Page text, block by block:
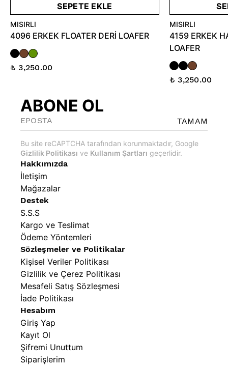
SEPETE EKLE
MISIRLI
4096 ERKEK FLOATER DERİ LOAFER
₺ 3,250.00
MISIRLI
4159 ERKEK
LOAFER
₺ 3,250.00
Hakkımızda
İletişim
Mağazalar
Destek
S.S.S
Kargo ve Teslimat
Ödeme Yöntemleri
Sözleşmeler ve Politikalar
Kişisel Veriler Politikası
Gizlilik ve Çerez Politikası
Mesafeli Satış Sözleşmesi
İade Politikası
Hesabım
Giriş Yap
Kayıt Ol
Şifremi Unuttum
Siparişlerim
ABONE OL
TAMAM
Bu site reCAPTCHA tarafından korunmaktadır, Google
Gizlilik Politikası ve Kullanım Şartları geçerlidir.